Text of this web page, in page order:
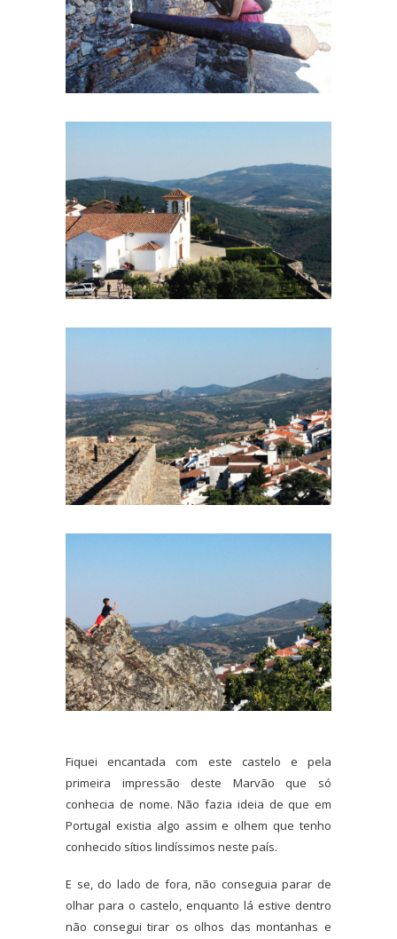
Fiquei encantada com este castelo e pela
primeira impressão deste Marvão que só
conhecia de nome. Não fazia ideia de que em
Portugal existia algo assim e olhem que tenho
conhecido sítios lindíssimos neste país.
E se, do lado de fora, não conseguia parar de
olhar para o castelo, enquanto lá estive dentro
não consegui tirar os olhos das montanhas e